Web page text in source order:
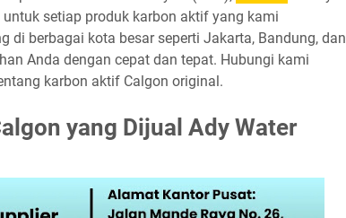
setiap produk karbon aktif yang kami
di berbagai kota besar seperti Jakarta, Bandung, dan
Anda dengan cepat dan tepat. Hubungi kami
karbon aktif Calgon original.
yang Dijual Ady Water